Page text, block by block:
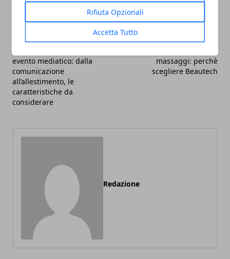
Rifiuta Opzionali
Accetta Tutto
evento mediatico: dalla
comunicazione
all’allestimento, le
caratteristiche da
considerare
massaggi: perchè
scegliere Beautech
Redazione